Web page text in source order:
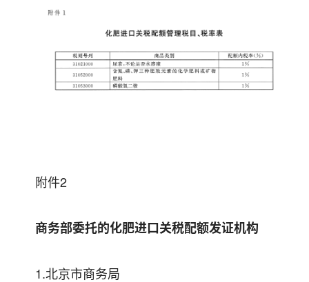
附件2
商务部委托的化肥进口关税配额发证机构
1.北京市商务局